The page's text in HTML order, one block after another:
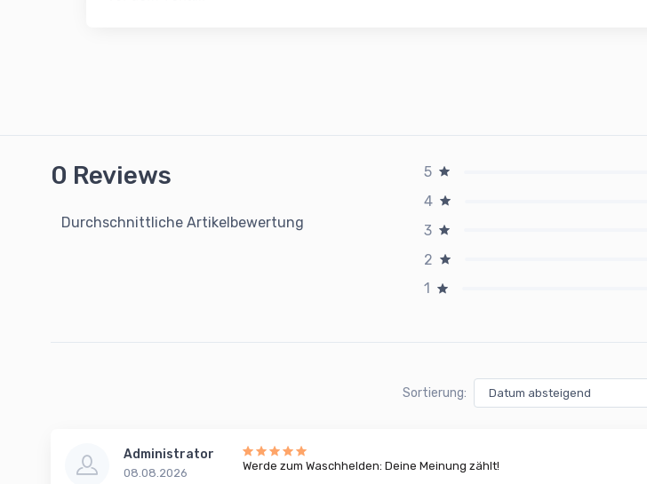
0 Reviews
Durchschnittliche Artikelbewertung
5
4
3
2
1
Sortierung:
Administrator
08.08.2026
Werde zum Waschhelden: Deine Meinung zählt!